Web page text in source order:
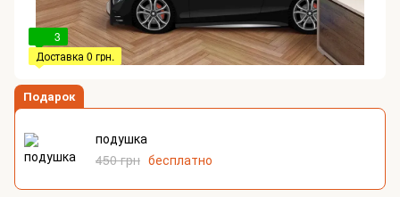
3
Доставка 0 грн.
Подарок
подушка
450 грн бесплатно